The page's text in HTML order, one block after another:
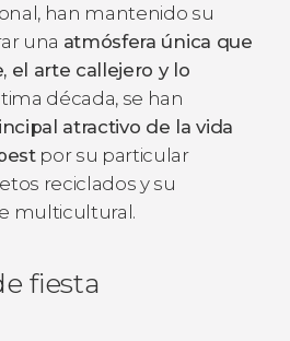
han mantenido su
una atmósfera única que
el arte callejero y lo
década, se han
atractivo de la vida
por su particular
reciclados y su
multicultural.
fiesta